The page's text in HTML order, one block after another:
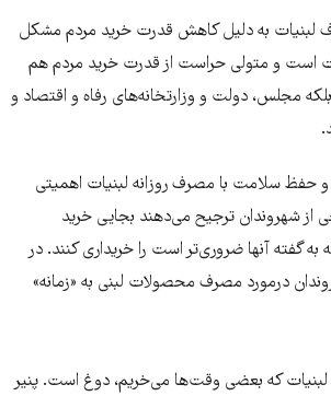
لبنیات به دلیل کاهش قدرت خرید مردم مشکل
است و متولی حراست از قدرت خرید مردم هم
مجلس، دولت و وزارتخانه‌های رفاه و اقتصاد و
حفظ سلامت با مصرف روزانه لبنیات اهمیتی
از شهروندان ترجیح می‌دهند بجایی خرید
گفته آنها ضروری‌تر است را خریداری کنند. در
درمورد مصرف محصولات لبنی به «زمانه»
لبنیات که بعضی وقت‌ها می‌خریم، دوغ است. پنیر